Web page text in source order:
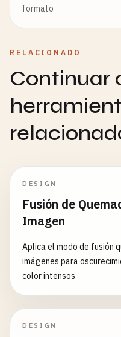
formato
RELACIONADO
Continuar
DESIGN
Fusión de
Imagen
Aplica el modo de fusión
imágenes para
color intensos
DESIGN